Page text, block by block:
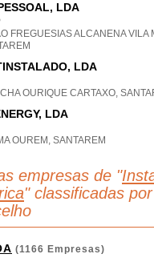
LDA
FREGUESIAS ALCANENA VILA
LDA
OURIQUE CARTAXO,
LDA
OUREM, SANTAREM
empresas de "
" classificadas por
(1166 Empresas)